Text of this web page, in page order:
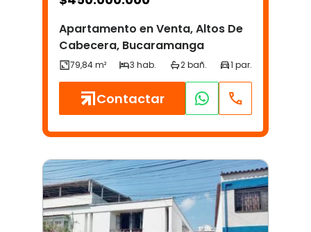
Apartamento en Venta, Altos De
Cabecera, Bucaramanga
Contactar